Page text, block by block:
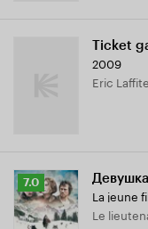
Ticket
2009
Eric
Рейтинг
Кинопоиска
7.0
7.0
La jeune
Le